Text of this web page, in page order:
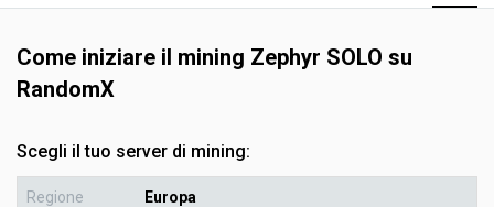
Come iniziare il mining Zephyr SOLO su
RandomX
Scegli il tuo server di mining:
Regione Europa